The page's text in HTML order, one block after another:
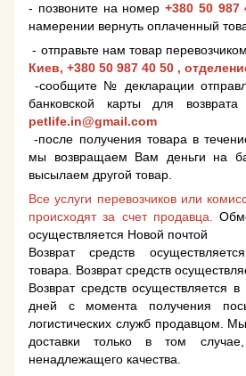
- позвоните на номер +380 50 987
намерении вернуть оплаченный
- отправьте нам товар
Киев, +380 50 987 40 50 ,
-сообщите № декларации
банковской карты для возврата
petlife.in@gmail.com
-после получения товара в
мы возвращаем Вам деньги на
высылаем другой товар.
Все услуги перевозчиков или
происходят за счет продавца.
осуществляется Новой почтой
Возврат средств
товара. Возврат средств
Возврат средств осуществляется
дней с момента получения
логистических служб продавцом.
доставки только в том
ненадлежащего качества.